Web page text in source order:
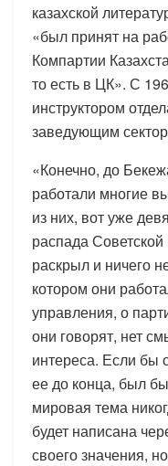
казахской
«был принят на
Компартии
то есть в ЦК». С
инструктором
заведующим
«Конечно, до
работали многие
из них, вот уже
распада
раскрыл и ничего
котором они
управления, о
они говорят, нет
интереса. Если бы
ее до конца, был
мировая тема
будет написана
своего значения,